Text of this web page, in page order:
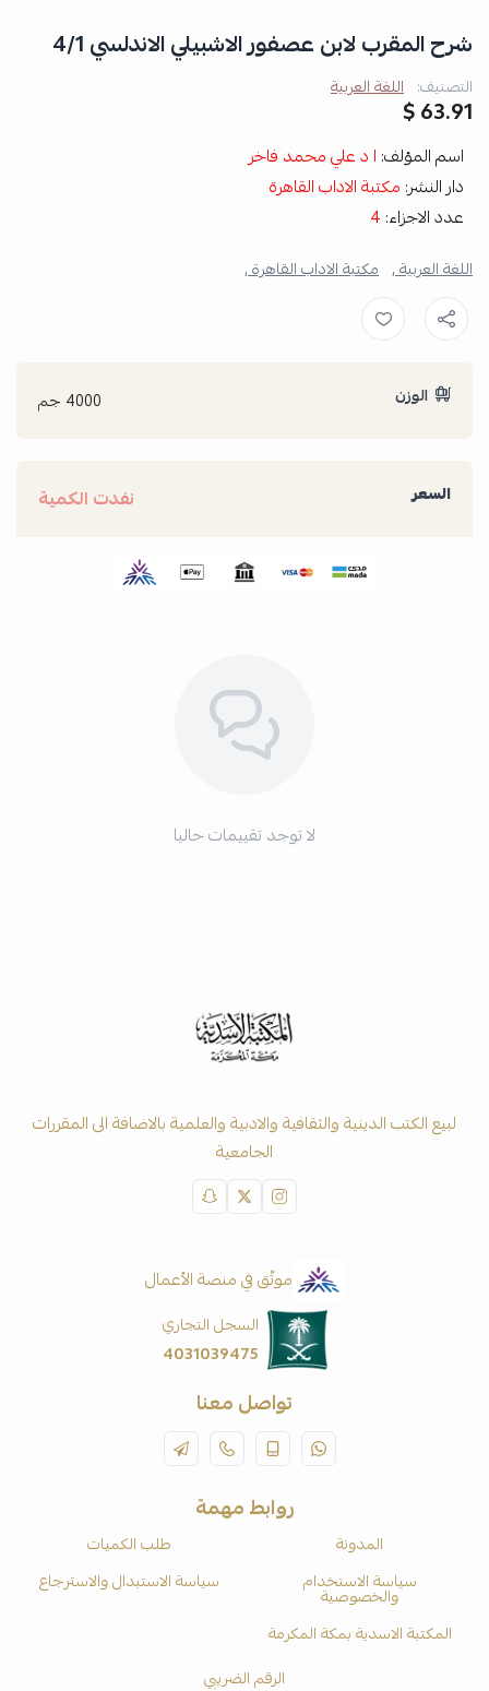
شرح المقرب لابن عصفور الاشبيلي الاندلسي 4/1
التصنيف: اللغة العربية
63.91 $
اسم المؤلف: ا د علي محمد فاخر
دار النشر: مكتبة الاداب القاهرة
عدد الاجزاء: 4
اللغة العربية , مكتبة الاداب القاهرة ,
الوزن 4000 جم
السعر نفدت الكمية
لا توجد تقييمات حاليا
لبيع الكتب الدينية والثقافية والادبية والعلمية بالاضافة الى المقررات
الجامعية
موثّق في منصة الأعمال
السجل التجاري
4031039475
تواصل معنا
روابط مهمة
المدونة
طلب الكميات
سياسة الاستخدام
والخصوصية
سياسة الاستبدال والاسترجاع
المكتبة الاسدية بمكة المكرمة
الرقم الضريبي